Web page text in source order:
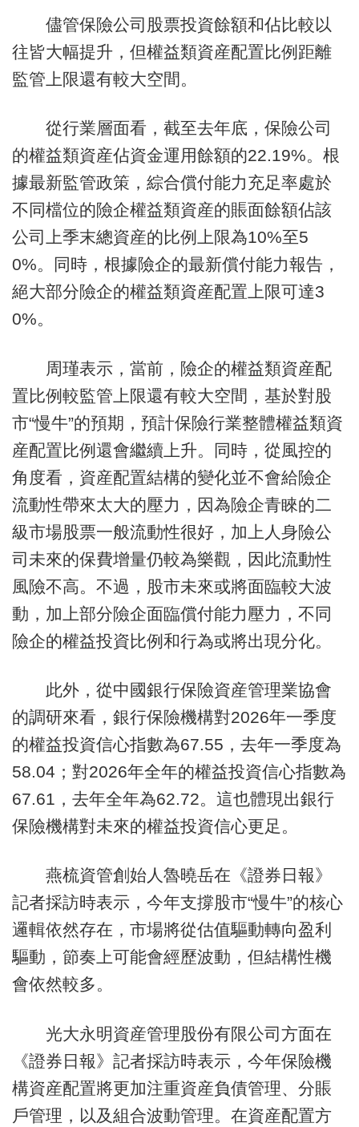
儘管保險公司股票投資餘額和佔比較以
往皆大幅提升，但權益類資産配置比例距離
監管上限還有較大空間。
從行業層面看，截至去年底，保險公司
的權益類資産佔資金運用餘額的22.19%。根
據最新監管政策，綜合償付能力充足率處於
不同檔位的險企權益類資産的賬面餘額佔該
公司上季末總資産的比例上限為10%至5
0%。同時，根據險企的最新償付能力報告，
絕大部分險企的權益類資産配置上限可達3
0%。
周瑾表示，當前，險企的權益類資産配
置比例較監管上限還有較大空間，基於對股
市“慢牛”的預期，預計保險行業整體權益類資
産配置比例還會繼續上升。同時，從風控的
角度看，資産配置結構的變化並不會給險企
流動性帶來太大的壓力，因為險企青睞的二
級市場股票一般流動性很好，加上人身險公
司未來的保費增量仍較為樂觀，因此流動性
風險不高。不過，股市未來或將面臨較大波
動，加上部分險企面臨償付能力壓力，不同
險企的權益投資比例和行為或將出現分化。
此外，從中國銀行保險資産管理業協會
的調研來看，銀行保險機構對2026年一季度
的權益投資信心指數為67.55，去年一季度為
58.04；對2026年全年的權益投資信心指數為
67.61，去年全年為62.72。這也體現出銀行
保險機構對未來的權益投資信心更足。
燕梳資管創始人魯曉岳在《證券日報》
記者採訪時表示，今年支撐股市“慢牛”的核心
邏輯依然存在，市場將從估值驅動轉向盈利
驅動，節奏上可能會經歷波動，但結構性機
會依然較多。
光大永明資産管理股份有限公司方面在
《證券日報》記者採訪時表示，今年保險機
構資産配置將更加注重資産負債管理、分賬
戶管理，以及組合波動管理。在資産配置方